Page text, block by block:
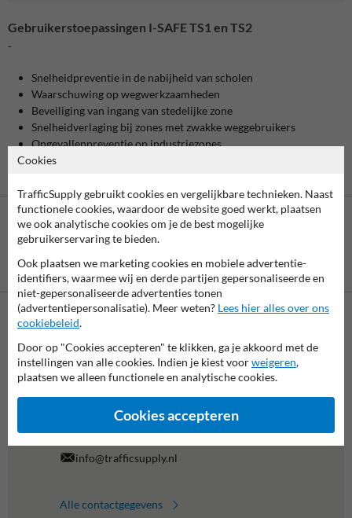
Gebruikerstoepassingen I-SAFE TS1 en TS2
-
Snelheidpreventie in de nabijheid van scholen
Waarschuwing op wegwerkzaamheden
Beveiliging van ingang van stedelijke zone
Snelheidverlaging bij zones met zwakke weggebruikers
Ongevallenpreventie op industriezones
Betaling achteraf
is mogelijk
We zijn vandaag tot 17.00 telefonisch bereikbaar voor
al je vragen over onze producten en diensten.
038-7920070 bereikbaar tot 17.00
info@trafficsupply.nl
Alle contactgegevens
Cookies
TrafficSupply gebruikt cookies en vergelijkbare technieken. Naast
functionele cookies, waardoor de website goed werkt, plaatsen
we ook analytische cookies om je de best mogelijke
gebruikerservaring te bieden.
Ook plaatsen we marketing cookies en mobiele advertentie-
identifiers, waarmee wij en derde partijen gepersonaliseerde en
niet-gepersonaliseerde advertenties tonen
(advertentiepersonalisatie). Meer weten? Lees hier alles over ons
cookiebeleid.
Door op "Cookies accepteren" te klikken, ga je akkoord met de
instellingen van alle cookies. Indien je kiest voorweigeren,
plaatsen we alleen functionele en analytische cookies.
Cookies accepteren